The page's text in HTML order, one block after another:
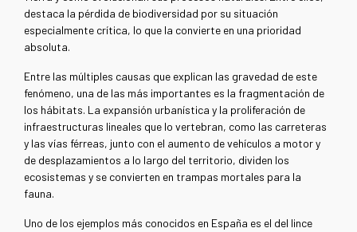
destaca la pérdida de biodiversidad por su situación
especialmente crítica, lo que la convierte en una prioridad
absoluta.
Entre las múltiples causas que explican las gravedad de este
fenómeno, una de las más importantes es la fragmentación de
los hábitats. La expansión urbanística y la proliferación de
infraestructuras lineales que lo vertebran, como las carreteras
y las vías férreas, junto con el aumento de vehículos a motor y
de desplazamientos a lo largo del territorio, dividen los
ecosistemas y se convierten en trampas mortales para la
fauna.
Uno de los ejemplos más conocidos en España es el del lince